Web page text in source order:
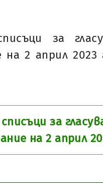
за
на 2 април
за
на 2 април